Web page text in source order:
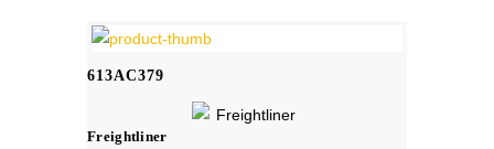
613AC379
Freightliner